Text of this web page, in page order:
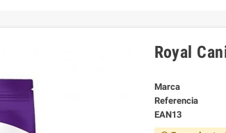
Royal
Marca
Referencia
EAN13